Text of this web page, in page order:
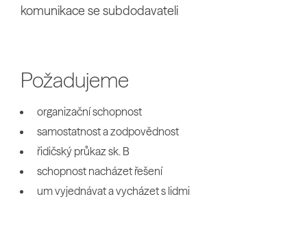
komunikace se subdodavateli
Požadujeme
organizační schopnost
samostatnost a zodpovědnost
řidičský průkaz sk. B
schopnost nacházet řešení
um vyjednávat a vycházet s lidmi